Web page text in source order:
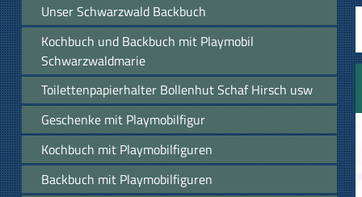
Unser Schwarzwald Backbuch
Kochbuch und Backbuch mit Playmobil
Schwarzwaldmarie
Toilettenpapierhalter Bollenhut Schaf Hirsch usw
Geschenke mit Playmobilfigur
Kochbuch mit Playmobilfiguren
Backbuch mit Playmobilfiguren